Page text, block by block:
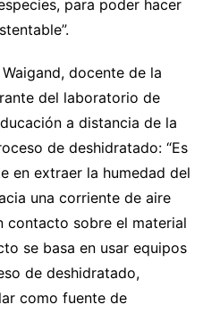
para poder hacer
docente de la
del laboratorio de
a distancia de la
de deshidratado: “Es
en extraer la humedad del
una corriente de aire
contacto sobre el material
se basa en usar equipos
de deshidratado,
como fuente de